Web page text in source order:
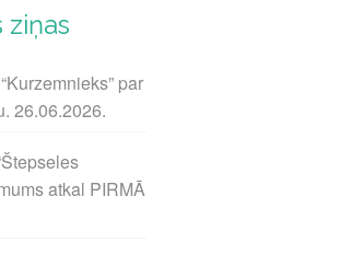
ziņas
par
26.06.2026.
atkal PIRMĀ